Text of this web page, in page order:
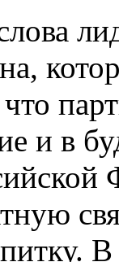
что
и в
В